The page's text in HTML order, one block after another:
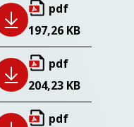
pdf
197,26 KB
pdf
204,23 KB
pdf